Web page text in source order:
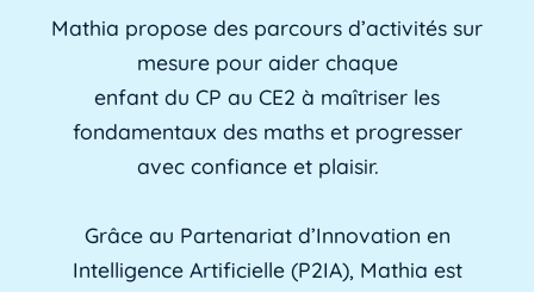
Mathia propose des parcours d’activités sur
mesure pour aider chaque
enfant du CP au CE2 à maîtriser les
fondamentaux des maths et progresser
avec confiance et plaisir.
Grâce au Partenariat d’Innovation en
Intelligence Artificielle (P2IA), Mathia est